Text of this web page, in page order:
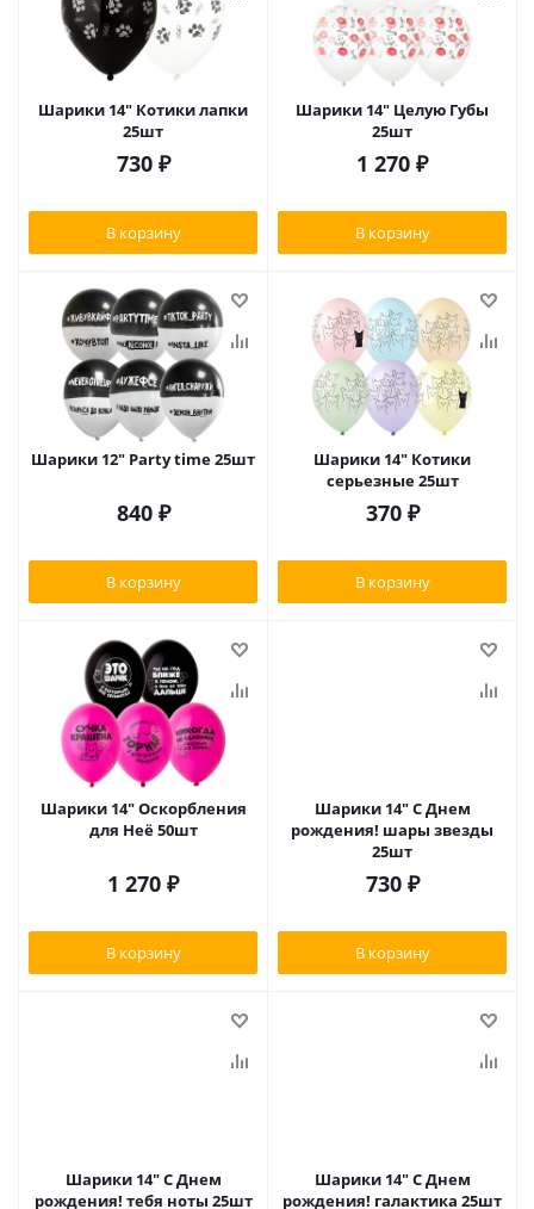
Шарики 14" Котики лапки
25шт
730₽
В корзину
Шарики 14" Целую Губы
25шт
1 270 ₽
В корзину
Шарики 12" Party time 25шт
840₽
В корзину
Шарики 14" Котики
серьезные 25шт
370₽
В корзину
Шарики 14" Оскорбления
для Неё 50шт
1 270 ₽
В корзину
Шарики 14" С Днем
рождения! шары звезды
25шт
730₽
В корзину
Шарики 14" С Днем
рождения! тебя ноты 25шт
Шарики 14" С Днем
рождения! галактика 25шт